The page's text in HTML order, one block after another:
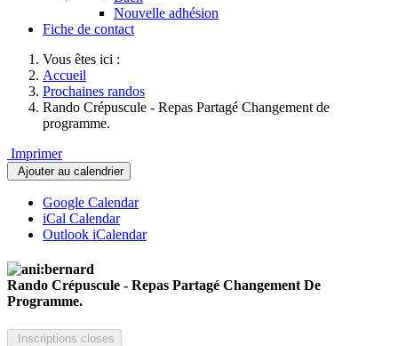
Nouvelle adhésion
Fiche de contact
Vous êtes ici :
Accueil
Prochaines randos
Rando Crépuscule - Repas Partagé Changement de
programme.
Imprimer
Ajouter au calendrier
Google Calendar
iCal Calendar
Outlook iCalendar
Rando Crépuscule - Repas Partagé Changement De
Programme.
Inscriptions closes